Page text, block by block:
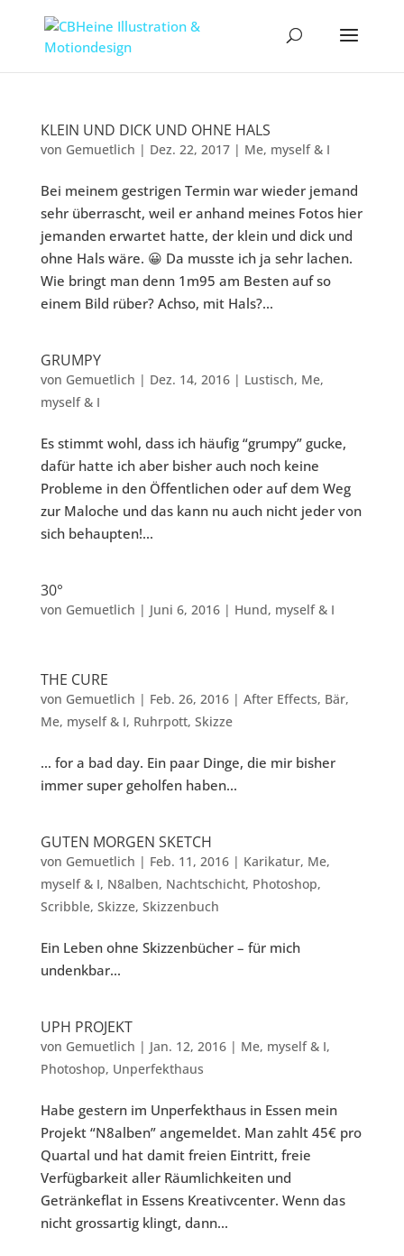
KLEIN UND DICK UND OHNE HALS
von Gemuetlich | Dez. 22, 2017| Me, myself & I
Bei meinem gestrigen Termin war wieder jemand
sehr überrascht, weil er anhand meines Fotos hier
jemanden erwartet hatte, der klein und dick und
ohne Hals wäre. 😀 Da musste ich ja sehr lachen.
Wie bringt man denn 1m95 am Besten auf so
einem Bild rüber? Achso, mit Hals?...
GRUMPY
von Gemuetlich | Dez. 14, 2016| Lustisch, Me,
myself & I
Es stimmt wohl, dass ich häufig “grumpy” gucke,
dafür hatte ich aber bisher auch noch keine
Probleme in den Öffentlichen oder auf dem Weg
zur Maloche und das kann nu auch nicht jeder von
sich behaupten!...
30°
von Gemuetlich | Juni 6, 2016| Hund, myself & I
THE CURE
von Gemuetlich | Feb. 26, 2016| After Effects, Bär,
Me, myself & I, Ruhrpott, Skizze
… for a bad day. Ein paar Dinge, die mir bisher
immer super geholfen haben...
GUTEN MORGEN SKETCH
von Gemuetlich | Feb. 11, 2016| Karikatur, Me,
myself & I, N8alben, Nachtschicht, Photoshop,
Scribble, Skizze, Skizzenbuch
Ein Leben ohne Skizzenbücher – für mich
undenkbar...
UPH PROJEKT
von Gemuetlich | Jan. 12, 2016| Me, myself & I,
Photoshop, Unperfekthaus
Habe gestern im Unperfekthaus in Essen mein
Projekt “N8alben” angemeldet. Man zahlt 45€ pro
Quartal und hat damit freien Eintritt, freie
Verfügbarkeit aller Räumlichkeiten und
Getränkeflat in Essens Kreativcenter. Wenn das
nicht grossartig klingt, dann...